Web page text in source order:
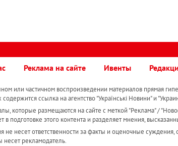
Реклама на сайте Ивенты
или частичном воспроизведении материалов прямая
содержится ссылка на агентство "Українськi Новини" и
которые размещаются на сайте с меткой "Реклама" /
в подготовке этого контента и разделяет мнения,
не несет ответственности за факты и оценочные
несет рекламодатель.